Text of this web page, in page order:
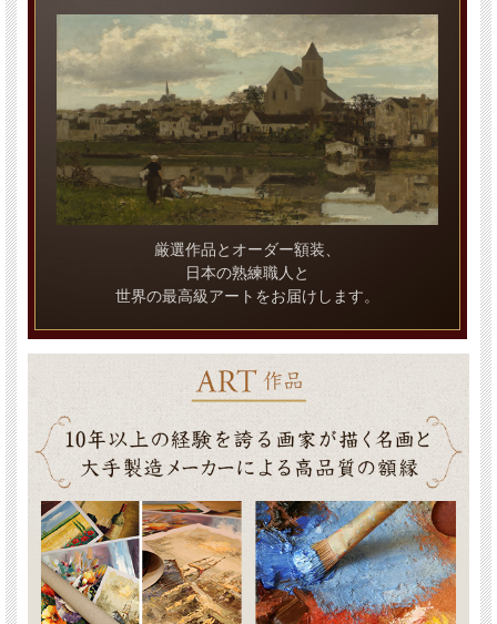
厳選作品とオーダー額装、
日本の熟練職人と
世界の最高級アートをお届けします。